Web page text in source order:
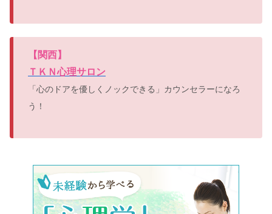
【 関西】
ＴＫＮ心理サロン
「心のドアを優しくノックできる」カウンセラーになろ
う！